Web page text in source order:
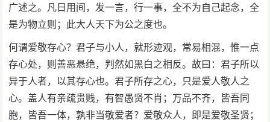
广述之。凡日用间，发一言，行一事，全不为自己起念，全
是为物立则；此大人天下为公之度也。
何谓爱敬存心？君子与小人，就形迹观，常易相混，惟一点
存心处，则善恶悬绝，判然如黑白之相反。故曰：君子所以
异于人者，以其存心也。君子所存之心，只是爱人敬人之
心。盖人有亲疏贵贱，有智愚贤不肖；万品不齐，皆吾同
胞，皆吾一体，孰非当敬爱者？爱敬众人，即是爱敬圣贤；